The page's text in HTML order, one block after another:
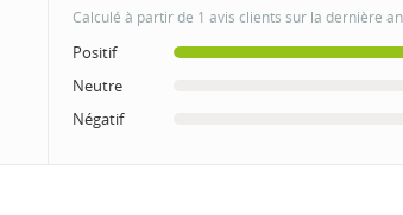
Calculé à partir de 1 avis clients sur la dernière
Positif
Neutre
Négatif